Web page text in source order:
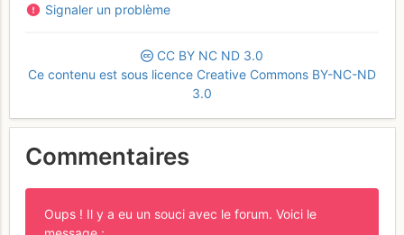
Signaler un problème
CC BY NC ND 3.0
Ce contenu est sous licence Creative Commons BY-NC-ND
3.0
Commentaires
Oups ! Il y a eu un souci avec le forum. Voici le